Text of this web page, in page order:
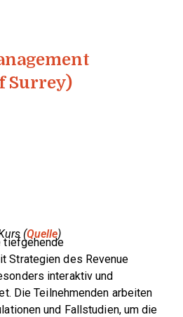
Surrey)
(Quelle)
tiefgehende
Strategien des Revenue
interaktiv und
Die Teilnehmenden arbeiten
und Fallstudien, um die